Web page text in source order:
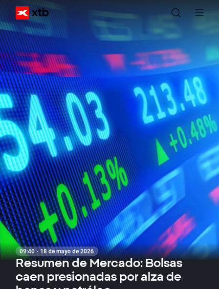
09:40 · 18 de mayo de 2026
Resumen de Mercado: Bolsas
caen presionadas por alza de